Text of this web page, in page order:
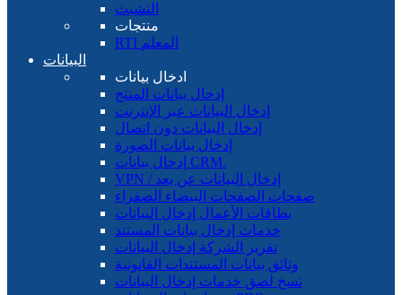
التشبث
منتجات
RTI المعلم
البيانات
ادخال بيانات
إدخال بيانات المنتج
إدخال البيانات عبر الإنترنت
إدخال البيانات دون اتصال
إدخال بيانات الصورة
إدخال بيانات CRM.
VPN / إدخال البيانات عن بعد
صفحات الصفحات البيضاء الصفراء
بطاقات الأعمال إدخال البيانات
خدمات إدخال بيانات المستند
تقرير الشركة إدخال البيانات
وثائق بيانات المستندات القانونية
نسخ لصق خدمات إدخال البيانات